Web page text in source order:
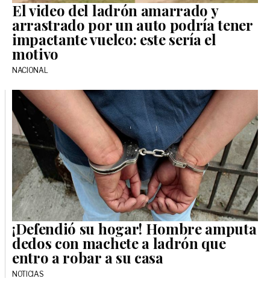
El video del ladrón amarrado y
arrastrado por un auto podría tener
impactante vuelco: este sería el
motivo
NACIONAL
¡Defendió su hogar! Hombre amputa
dedos con machete a ladrón que
entro a robar a su casa
NOTICIAS